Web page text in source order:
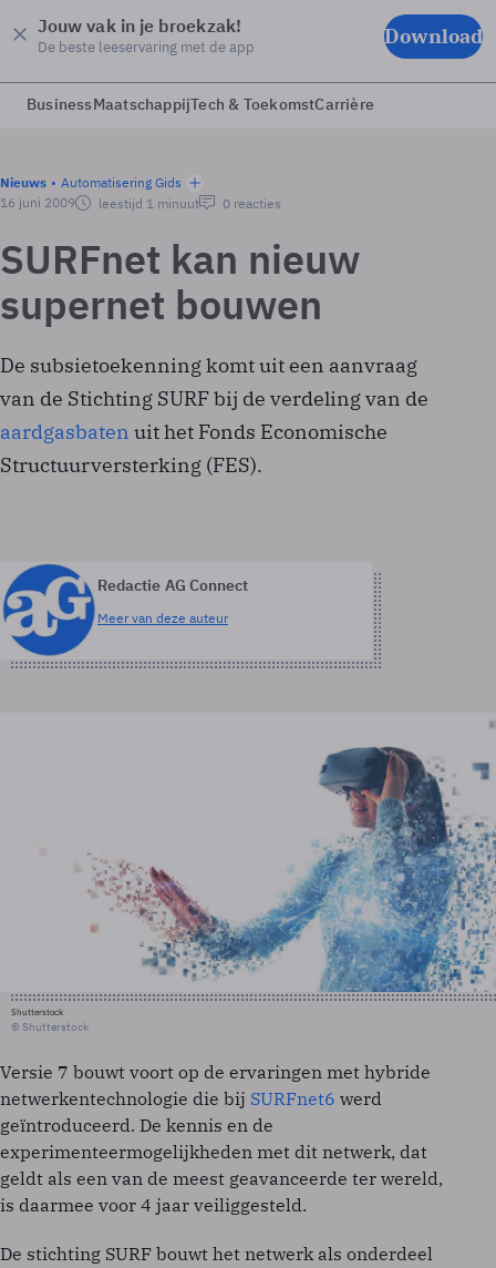
Jouw vak in je broekzak!
De beste leeservaring met de app Download
BusinessMaatschappijTech & ToekomstCarrière
Nieuws
Automatisering Gids
16 juni 2009
leestijd 1 minuut 0 reacties
SURFnet kan nieuw
supernet bouwen
De subsietoekenning komt uit een aanvraag
van de Stichting SURF bij de verdeling van de
aardgasbaten uit het Fonds Economische
Structuurversterking (FES).
Redactie AG Connect
Meer van deze auteur
Shutterstock
© Shutterstock
Versie 7 bouwt voort op de ervaringen met hybride
netwerkentechnologie die bij SURFnet6 werd
geïntroduceerd. De kennis en de
experimenteermogelijkheden met dit netwerk, dat
geldt als een van de meest geavanceerde ter wereld,
is daarmee voor 4 jaar veiliggesteld.
De stichting SURF bouwt het netwerk als onderdeel